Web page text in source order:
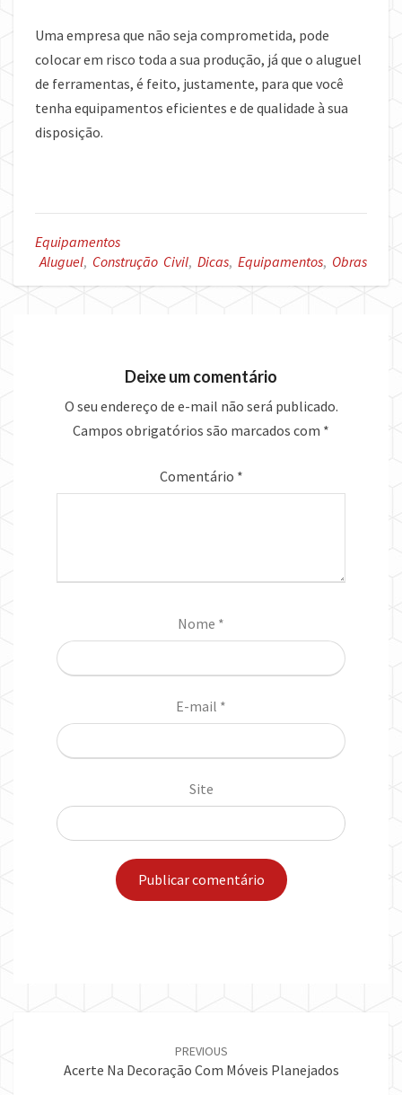
Uma empresa que não seja comprometida, pode
colocar em risco toda a sua produção, já que o aluguel
de ferramentas, é feito, justamente, para que você
tenha equipamentos eficientes e de qualidade à sua
disposição.
Equipamentos
Aluguel, Construção Civil, Dicas, Equipamentos, Obras
Deixe um comentário
O seu endereço de e-mail não será publicado.
Campos obrigatórios são marcados com *
Comentário *
Nome *
E-mail *
Site
PREVIOUS
Acerte Na Decoração Com Móveis Planejados